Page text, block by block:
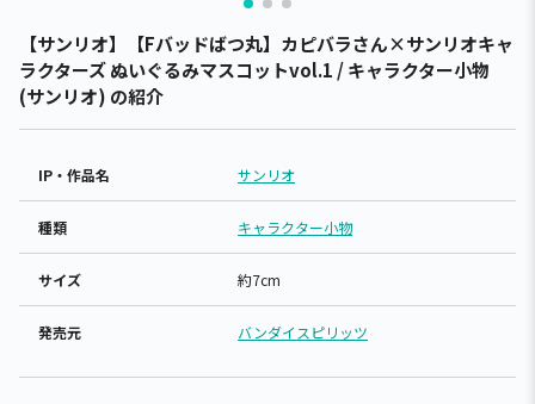
【サンリオ】【Fバッドばつ丸】カピバラさん×サンリオキャ
ラクターズ ぬいぐるみマスコットvol.1 / キャラクター小物
(サンリオ) の紹介
IP・作品名 サンリオ
種類 キャラクター小物
サイズ 約7cm
発売元 バンダイスピリッツ